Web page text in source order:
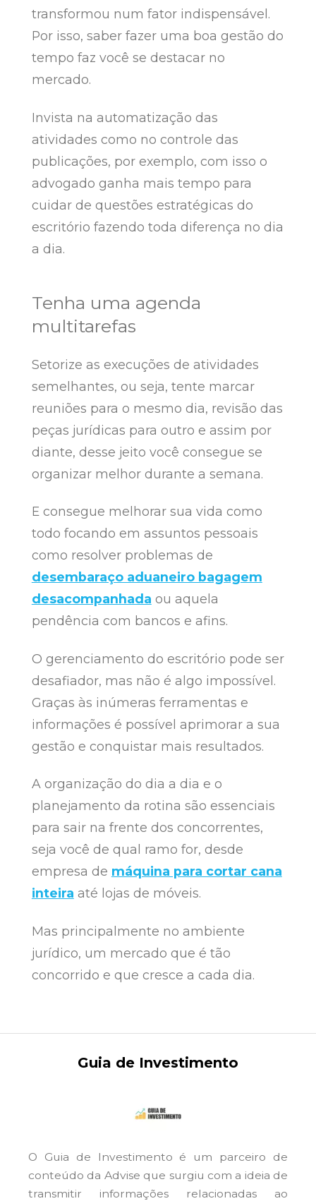
transformou num fator indispensável.
Por isso, saber fazer uma boa gestão do
tempo faz você se destacar no
mercado.
Invista na automatização das
atividades como no controle das
publicações, por exemplo, com isso o
advogado ganha mais tempo para
cuidar de questões estratégicas do
escritório fazendo toda diferença no dia
a dia.
Tenha uma agenda
multitarefas
Setorize as execuções de atividades
semelhantes, ou seja, tente marcar
reuniões para o mesmo dia, revisão das
peças jurídicas para outro e assim por
diante, desse jeito você consegue se
organizar melhor durante a semana.
E consegue melhorar sua vida como
todo focando em assuntos pessoais
como resolver problemas de
desembaraço aduaneiro bagagem
desacompanhada ou aquela
pendência com bancos e afins.
O gerenciamento do escritório pode ser
desafiador, mas não é algo impossível.
Graças às inúmeras ferramentas e
informações é possível aprimorar a sua
gestão e conquistar mais resultados.
A organização do dia a dia e o
planejamento da rotina são essenciais
para sair na frente dos concorrentes,
seja você de qual ramo for, desde
empresa de máquina para cortar cana
inteira até lojas de móveis.
Mas principalmente no ambiente
jurídico, um mercado que é tão
concorrido e que cresce a cada dia.
Guia de Investimento
O Guia de Investimento é um parceiro de
conteúdo da Advise que surgiu com a ideia de
transmitir informações relacionadas ao